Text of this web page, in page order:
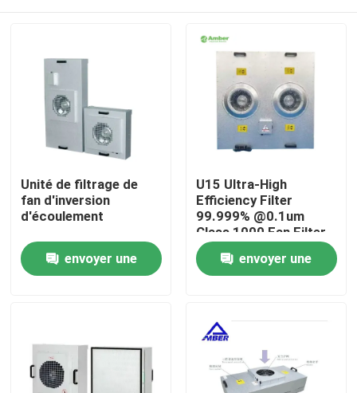
Au sujet de nous
Unité de filtrage de
fan d'inversion
d'écoulement
envoyer une
U15 Ultra-High
Efficiency Filter
99.999% @0.1um
Class 1000 Fan Filter
Unit
envoyer une